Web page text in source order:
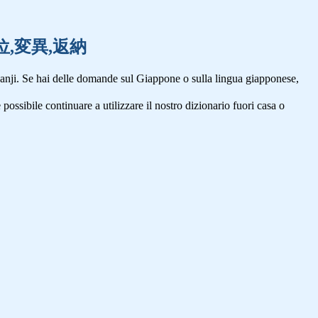
,変異,返納
Se hai delle domande sul Giappone o sulla lingua giapponese,
possibile continuare a utilizzare il nostro dizionario fuori casa o